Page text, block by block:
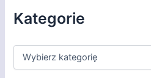
u
m
Kategorie
K